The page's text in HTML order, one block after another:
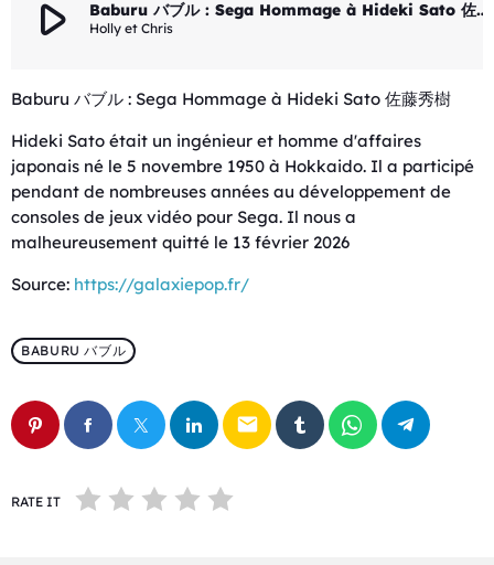
play_arrow Baburu バブル : Sega Hommage à Hideki Sato 佐藤秀樹
Holly et Chris
Baburu バブル : Sega Hommage à Hideki Sato 佐藤秀樹
Hideki Sato était un ingénieur et homme d'affaires
japonais né le 5 novembre 1950 à Hokkaido. Il a participé
pendant de nombreuses années au développement de
consoles de jeux vidéo pour Sega. Il nous a
malheureusement quitté le 13 février 2026
Source: https://galaxiepop.fr/
BABURU バブル
email
RATE IT